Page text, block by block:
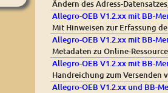
Ändern des Adress-
Allegro-OEB V1.2.xx mit BB-
Mit Hinweisen zur Erfassung
Allegro-OEB V1.2.xx mit BB-
Metadaten zu Online-
Allegro-OEB V1.2.xx mit BB-
Handreichung zum Versenden
Allegro-OEB V1.2.xx und BB-